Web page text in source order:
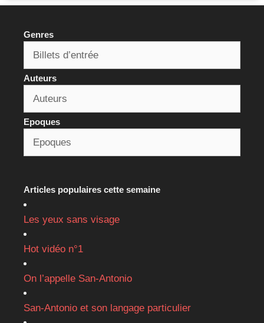
Genres
Auteurs
Epoques
Articles populaires cette semaine
Les yeux sans visage
Hot vidéo n°1
On l’appelle San-Antonio
San-Antonio et son langage particulier